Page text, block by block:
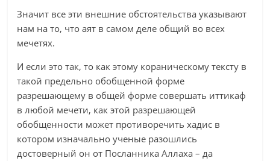
Значит все эти внешние обстоятельства указывают
нам на то, что аят в самом деле общий во всех
мечетях.
И если это так, то как этому кораническому тексту в
такой предельно обобщенной форме
разрешающему в общей форме совершать иттикаф
в любой мечети, как этой разрешающей
обобщенности может противоречить хадис в
котором изначально ученые разошлись
достоверный он от Посланника Аллаха – да